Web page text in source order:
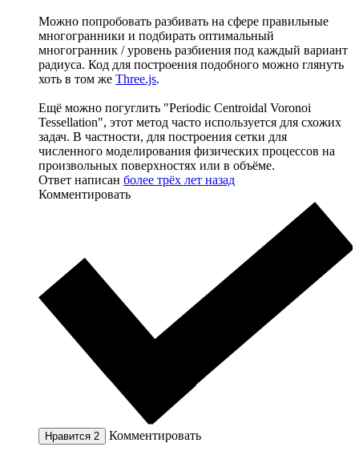
Можно попробовать разбивать на сфере правильные
многогранники и подбирать оптимальный
многогранник / уровень разбиения под каждый вариант
радиуса. Код для построения подобного можно глянуть
хоть в том же Three.js.
Ещё можно погуглить "Periodic Centroidal Voronoi
Tessellation", этот метод часто используется для схожих
задач. В частности, для построения сетки для
численного моделирования физических процессов на
произвольных поверхностях или в объёме.
Ответ написан более трёх лет назад
Комментировать
Нравится 2 Комментировать